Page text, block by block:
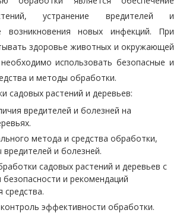
устранение вредителей и
возникновения новых инфекций. При
здоровье животных и окружающей
использовать безопасные и
и методы обработки.
садовых растений и деревьев:
вредителей и болезней на
метода и средства обработки,
и болезней.
садовых растений и деревьев с
и рекомендаций
средства.
эффективности обработки.